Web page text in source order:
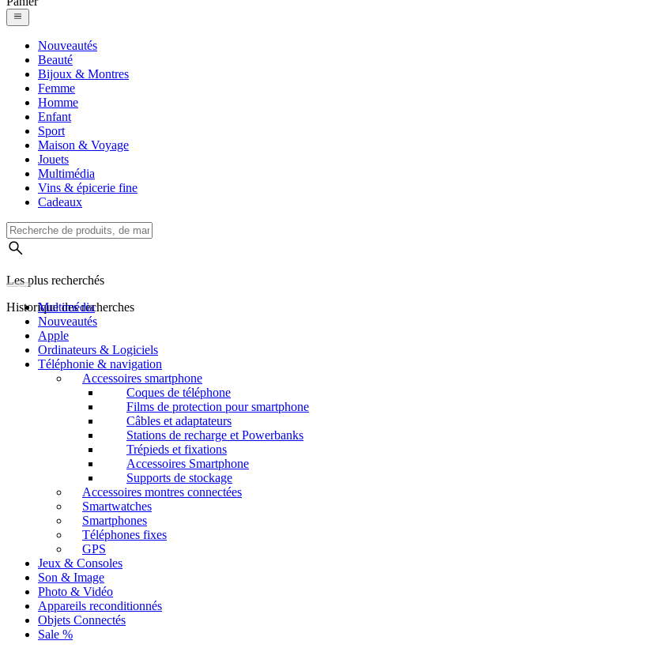
Nouveautés
Beauté
Bijoux & Montres
Femme
Homme
Enfant
Sport
Maison & Voyage
Jouets
Multimédia
Vins & épicerie fine
Cadeaux
Les plus recherchés
Historique des recherches
Multimédia
Nouveautés
Apple
Ordinateurs & Logiciels
Téléphonie & navigation
Accessoires smartphone
Coques de téléphone
Films de protection pour smartphone
Câbles et adaptateurs
Stations de recharge et Powerbanks
Trépieds et fixations
Accessoires Smartphone
Supports de stockage
Accessoires montres connectées
Smartwatches
Smartphones
Téléphones fixes
GPS
Jeux & Consoles
Son & Image
Photo & Vidéo
Appareils reconditionnés
Objets Connectés
Sale %